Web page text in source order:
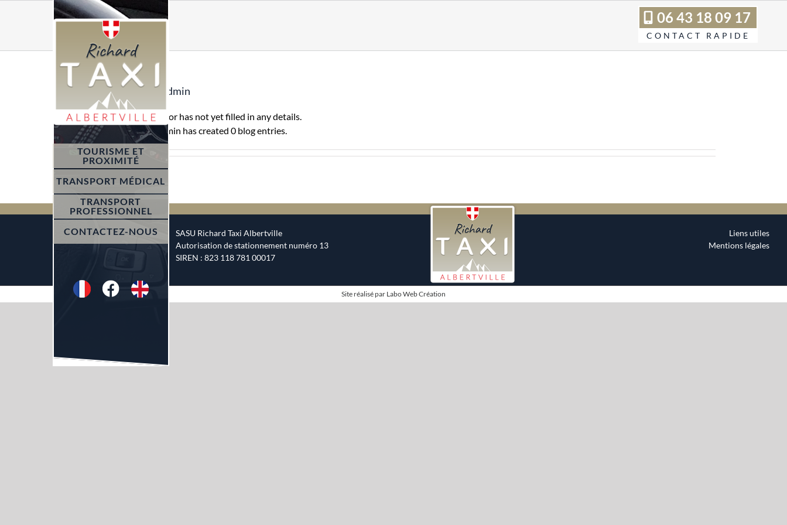
TOURISME ET
PROXIMITÉ
TRANSPORT MÉDICAL
TRANSPORT
PROFESSIONNEL
CONTACTEZ-NOUS
06 43 18 09 17
admin
About admin
This author has not yet filled in any details.
So far admin has created 0 blog entries.
SASU Richard Taxi Albertville
Autorisation de stationnement numéro 13
SIREN : 823 118 781 00017
Liens utiles
Mentions légales
Site réalisé par Labo Web Création